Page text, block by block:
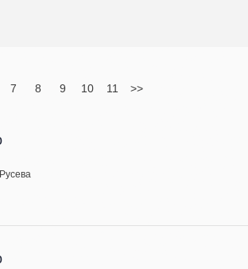
7 8 9 10 11 >>